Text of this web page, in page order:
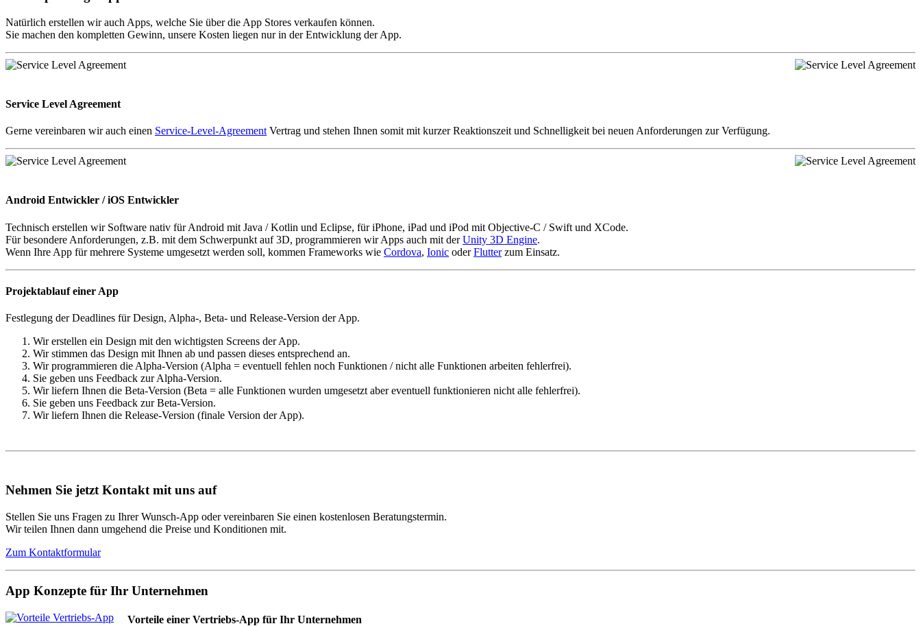
Natürlich erstellen wir auch Apps, welche Sie über die App Stores verkaufen können.
Sie machen den kompletten Gewinn, unsere Kosten liegen nur in der Entwicklung der App.
Service Level Agreement
Gerne vereinbaren wir auch einen Service-Level-Agreement Vertrag und stehen Ihnen somit mit kurzer Reaktionszeit und Schnelligkeit bei neuen Anforderungen zur Verfügung.
Android Entwickler / iOS Entwickler
Technisch erstellen wir Software nativ für Android mit Java / Kotlin und Eclipse, für iPhone, iPad und iPod mit Objective-C / Swift und XCode.
Für besondere Anforderungen, z.B. mit dem Schwerpunkt auf 3D, programmieren wir Apps auch mit derUnity 3D Engine.
Wenn Ihre App für mehrere Systeme umgesetzt werden soll, kommen Frameworks wie Cordova, Ionic oderFlutterzum Einsatz.
Projektablauf einer App
Festlegung der Deadlines für Design, Alpha-, Beta- und Release-Version der App.
Wir erstellen ein Design mit den wichtigsten Screens der App.
Wir stimmen das Design mit Ihnen ab und passen dieses entsprechend an.
Wir programmieren die Alpha-Version (Alpha = eventuell fehlen noch Funktionen / nicht alle Funktionen arbeiten fehlerfrei).
Sie geben uns Feedback zur Alpha-Version.
Wir liefern Ihnen die Beta-Version (Beta = alle Funktionen wurden umgesetzt aber eventuell funktionieren nicht alle fehlerfrei).
Sie geben uns Feedback zur Beta-Version.
Wir liefern Ihnen die Release-Version (finale Version der App).
Nehmen Sie jetzt Kontakt mit uns auf
Stellen Sie uns Fragen zu Ihrer Wunsch-App oder vereinbaren Sie einen kostenlosen Beratungstermin.
Wir teilen Ihnen dann umgehend die Preise und Konditionen mit.
Zum Kontaktformular
App Konzepte für Ihr Unternehmen
Vorteile einer Vertriebs-App für Ihr Unternehmen